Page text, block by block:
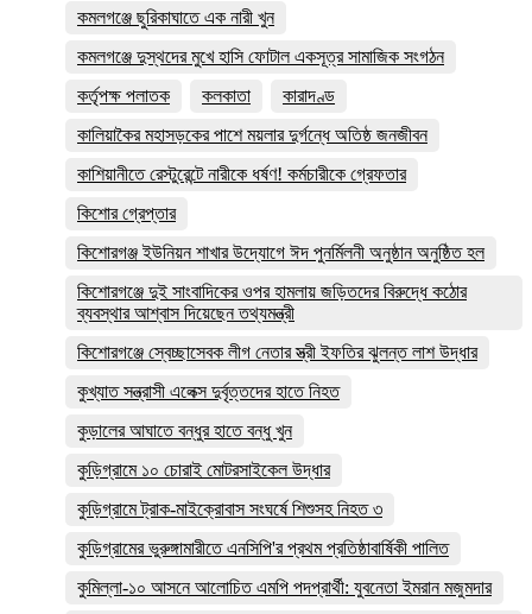
কমলগঞ্জে ছুরিকাঘাতে এক নারী খুন
কমলগঞ্জে দুস্থদের মুখে হাসি ফোটাল একসূত্র সামাজিক সংগঠন
কর্তৃপক্ষ পলাতক
কলকাতা
কারাদণ্ড
কালিয়াকৈর মহাসড়কের পাশে ময়লার দুর্গন্ধে অতিষ্ঠ জনজীবন
কাশিয়ানীতে রেস্টুরেন্টে নারীকে ধর্ষণ! কর্মচারীকে গ্রেফতার
কিশোর গ্রেপ্তার
কিশোরগঞ্জ ইউনিয়ন শাখার উদ্যোগে ঈদ পুনর্মিলনী অনুষ্ঠান অনুষ্ঠিত হল
কিশোরগঞ্জে দুই সাংবাদিকের ওপর হামলায় জড়িতদের বিরুদ্ধে কঠোর
ব্যবস্থার আশ্বাস দিয়েছেন তথ্যমন্ত্রী
কিশোরগঞ্জে স্বেচ্ছাসেবক লীগ নেতার স্ত্রী ইফতির ঝুলন্ত লাশ উদ্ধার
কুখ্যাত সন্ত্রাসী এলেক্স দুর্বৃত্তদের হাতে নিহত
কুড়ালের আঘাতে বন্ধুর হাতে বন্ধু খুন
কুড়িগ্রামে ১০ চোরাই মোটরসাইকেল উদ্ধার
কুড়িগ্রামে ট্রাক-মাইক্রোবাস সংঘর্ষে শিশুসহ নিহত ৩
কুড়িগ্রামের ভুরুঙ্গামারীতে এনসিপি'র প্রথম প্রতিষ্ঠাবার্ষিকী পালিত
কুমিল্লা-১০ আসনে আলোচিত এমপি পদপ্রার্থী: যুবনেতা ইমরান মজুমদার